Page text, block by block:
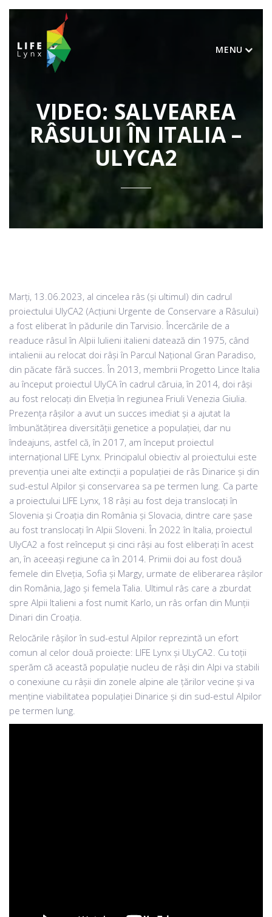
MENU
VIDEO: SALVEAREA
RÂSULUI ÎN ITALIA –
ULYCA2
Marți, 13.06.2023, al cincelea râs (și ultimul) din cadrul
proiectului UlyCA2 (Acțiuni Urgente de Conservare a Râsului)
a fost eliberat în pădurile din Tarvisio. Încercările de a
readuce râsul în Alpii Iulieni italieni datează din 1975, când
intalienii au relocat doi râși în Parcul Național Gran Paradiso,
din păcate fără succes. În 2013, membrii Progetto Lince Italia
au început proiectul UlyCA în cadrul căruia, în 2014, doi râși
au fost relocați din Elveția în regiunea Friuli Venezia Giulia.
Prezența râșilor a avut un succes imediat și a ajutat la
îmbunătățirea diversității genetice a populației, dar nu
îndeajuns, astfel că, în 2017, am început proiectul
internațional LIFE Lynx. Principalul obiectiv al proiectului este
prevenția unei alte extincții a populației de râs Dinarice și din
sud-estul Alpilor și conservarea sa pe termen lung. Ca parte
a proiectului LIFE Lynx, 18 râși au fost deja translocați în
Slovenia și Croația din România și Slovacia, dintre care șase
au fost translocați în Alpii Sloveni. În 2022 în Italia, proiectul
UlyCA2 a fost reînceput și cinci râși au fost eliberați în acest
an, în aceeași regiune ca în 2014. Primii doi au fost două
femele din Elveția, Sofia și Margy, urmate de eliberarea râșilor
din România, Jago și femela Talia. Ultimul râs care a zburdat
spre Alpii Italieni a fost numit Karlo, un râs orfan din Munții
Dinari din Croația.
Relocările râșilor în sud-estul Alpilor reprezintă un efort
comun al celor două proiecte: LIFE Lynx și ULyCA2. Cu toții
sperăm că această populație nucleu de râși din Alpi va stabili
o conexiune cu râșii din zonele alpine ale țărilor vecine și va
menține viabilitatea populației Dinarice și din sud-estul Alpilor
pe termen lung.